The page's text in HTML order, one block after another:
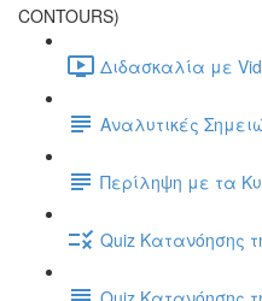
CONTOURS)
Διδασκαλία με
Αναλυτικές
Περίληψη με τα
Quiz Κατανόησης